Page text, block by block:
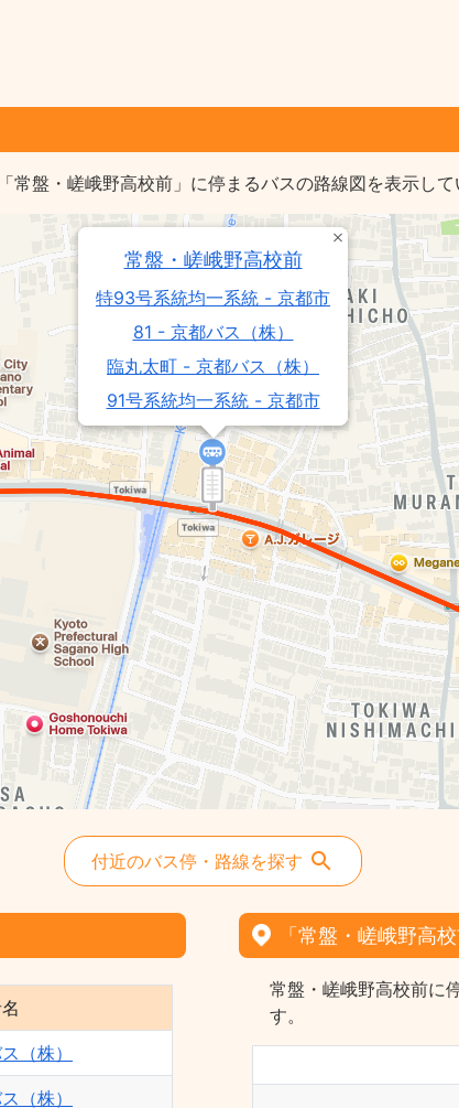
常盤・嵯峨野高校前」に停まるバスの路線図を表示し
常盤・嵯峨野高校前
特93号系統均一系統 - 京都市
81 - 京都バス（株）
臨丸太町 - 京都バス（株）
91号系統均一系統 - 京都市
75号系統均一系統 - 京都市
93号系統均一系統 - 京都市
付近のバス停・路線を探す
（株）
（株）
「常盤・嵯峨野高
常盤・嵯峨野高校前に
す。